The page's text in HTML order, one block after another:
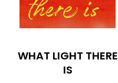
WHAT LIGHT THERE
IS